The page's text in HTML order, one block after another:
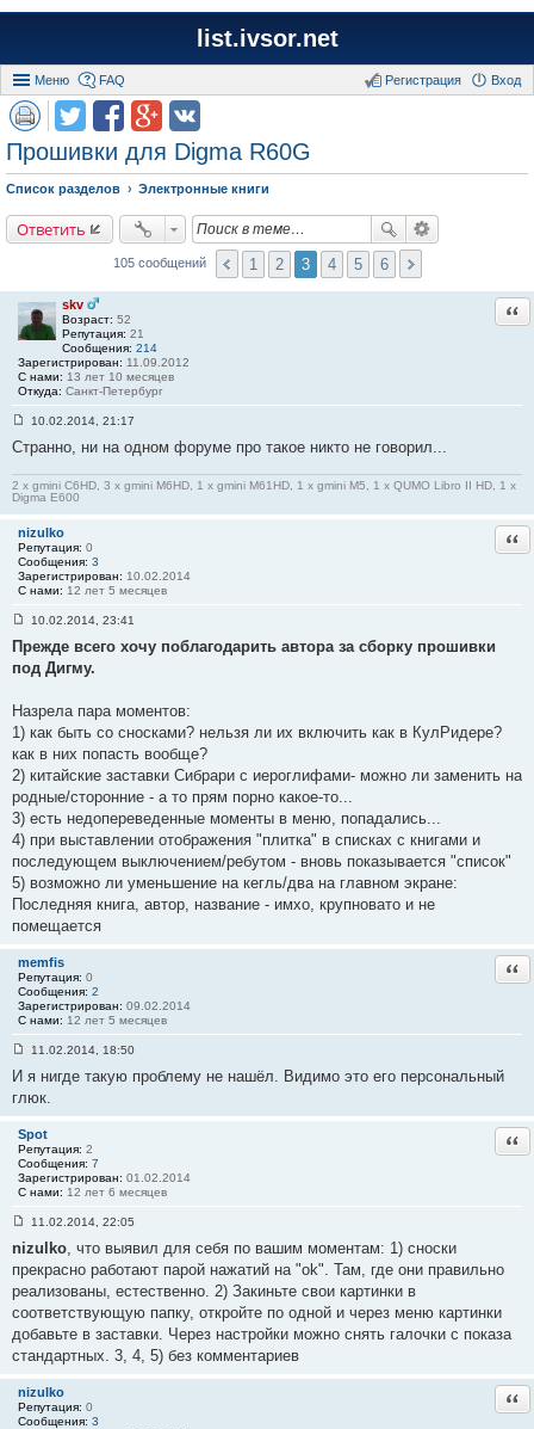
list.ivsor.net
Меню FAQ Вход
Регистрация
Прошивки для Digma R60G
Список разделов Электронные книги
Ответить
105 сообщений 1 2 3 4 5 6
skv
Возраст: 52
Репутация: 21
Сообщения: 214
Зарегистрирован: 11.09.2012
С нами: 13 лет 10 месяцев
Откуда: Санкт-Петербург
о
о
б
щ
е
н
и
е
#
4
1
10.02.2014, 21:17
Странно, ни на одном форуме про такое никто не говорил...
2 x gmini C6HD, 3 x gmini M6HD, 1 x gmini M61HD, 1 x gmini M5, 1 x QUMO Libro II HD, 1 x
Digma E600
nizulko
Репутация: 0
Сообщения: 3
Зарегистрирован: 10.02.2014
С нами: 12 лет 5 месяцев
о
о
б
н
и
#
4
10.02.2014, 23:41
Прежде всего хочу поблагодарить автора за сборку прошивки
под Дигму.
Назрела пара моментов:
1) как быть со сносками? нельзя ли их включить как в КулРидере?
как в них попасть вообще?
2) китайские заставки Сибрари с иероглифами- можно ли заменить на
родные/сторонние - а то прям порно какое-то...
3) есть недопереведенные моменты в меню, попадались...
4) при выставлении отображения "плитка" в списках с книгами и
последующем выключением/ребутом - вновь показывается "список"
5) возможно ли уменьшение на кегль/два на главном экране:
Последняя книга, автор, название - имхо, крупновато и не
помещается
memfis
Репутация: 0
Сообщения: 2
Зарегистрирован: 09.02.2014
С нами: 12 лет 5 месяцев
о
б
щ
е
н
и
е
#
11.02.2014, 18:50
И я нигде такую проблему не нашёл. Видимо это его персональный
глюк.
Spot
Репутация: 2
Сообщения: 7
Зарегистрирован: 01.02.2014
С нами: 12 лет 6 месяцев
о
б
щ
н
и
#
4
11.02.2014, 22:05
nizulko, что выявил для себя по вашим моментам: 1) сноски
прекрасно работают парой нажатий на "оk". Там, где они правильно
реализованы, естественно. 2) Закиньте свои картинки в
соответствующую папку, откройте по одной и через меню картинки
добавьте в заставки. Через настройки можно снять галочки с показа
стандартных. 3, 4, 5) без комментариев
nizulko
Репутация: 0
Сообщения: 3